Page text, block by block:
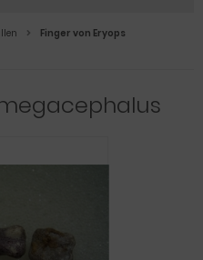
Finger von Eryops